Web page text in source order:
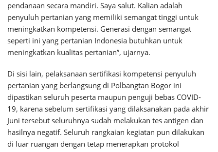
pendanaan secara mandiri. Saya salut. Kalian adalah
penyuluh pertanian yang memiliki semangat tinggi untuk
meningkatkan kompetensi. Generasi dengan semangat
seperti ini yang pertanian Indonesia butuhkan untuk
meningkatkan kualitas pertanian”, ujarnya.
Di sisi lain, pelaksanaan sertifikasi kompetensi penyuluh
pertanian yang berlangsung di Polbangtan Bogor ini
dipastikan seluruh peserta maupun penguji bebas COVID-
19, karena sebelum sertifikasi yang dilaksanakan pada akhir
Juni tersebut seluruhnya sudah melakukan tes antigen dan
hasilnya negatif. Seluruh rangkaian kegiatan pun dilakukan
di luar ruangan dengan tetap menerapkan protokol